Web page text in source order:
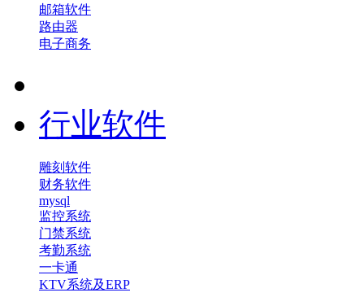
邮箱软件
路由器
电子商务
行业软件
雕刻软件
财务软件
mysql
监控系统
门禁系统
考勤系统
一卡通
KTV系统及ERP